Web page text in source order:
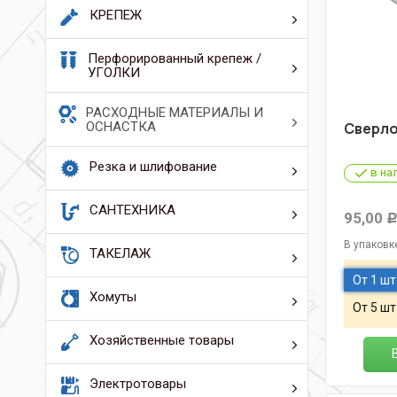
КРЕПЕЖ
Перфорированный крепеж /
УГОЛКИ
РАСХОДНЫЕ МАТЕРИАЛЫ И
ОСНАСТКА
Резка и шлифование
САНТЕХНИКА
ТАКЕЛАЖ
Хомуты
Хозяйственные товары
Электротовары
в
95,00 Р
В
От 1 шт
От 5 шт